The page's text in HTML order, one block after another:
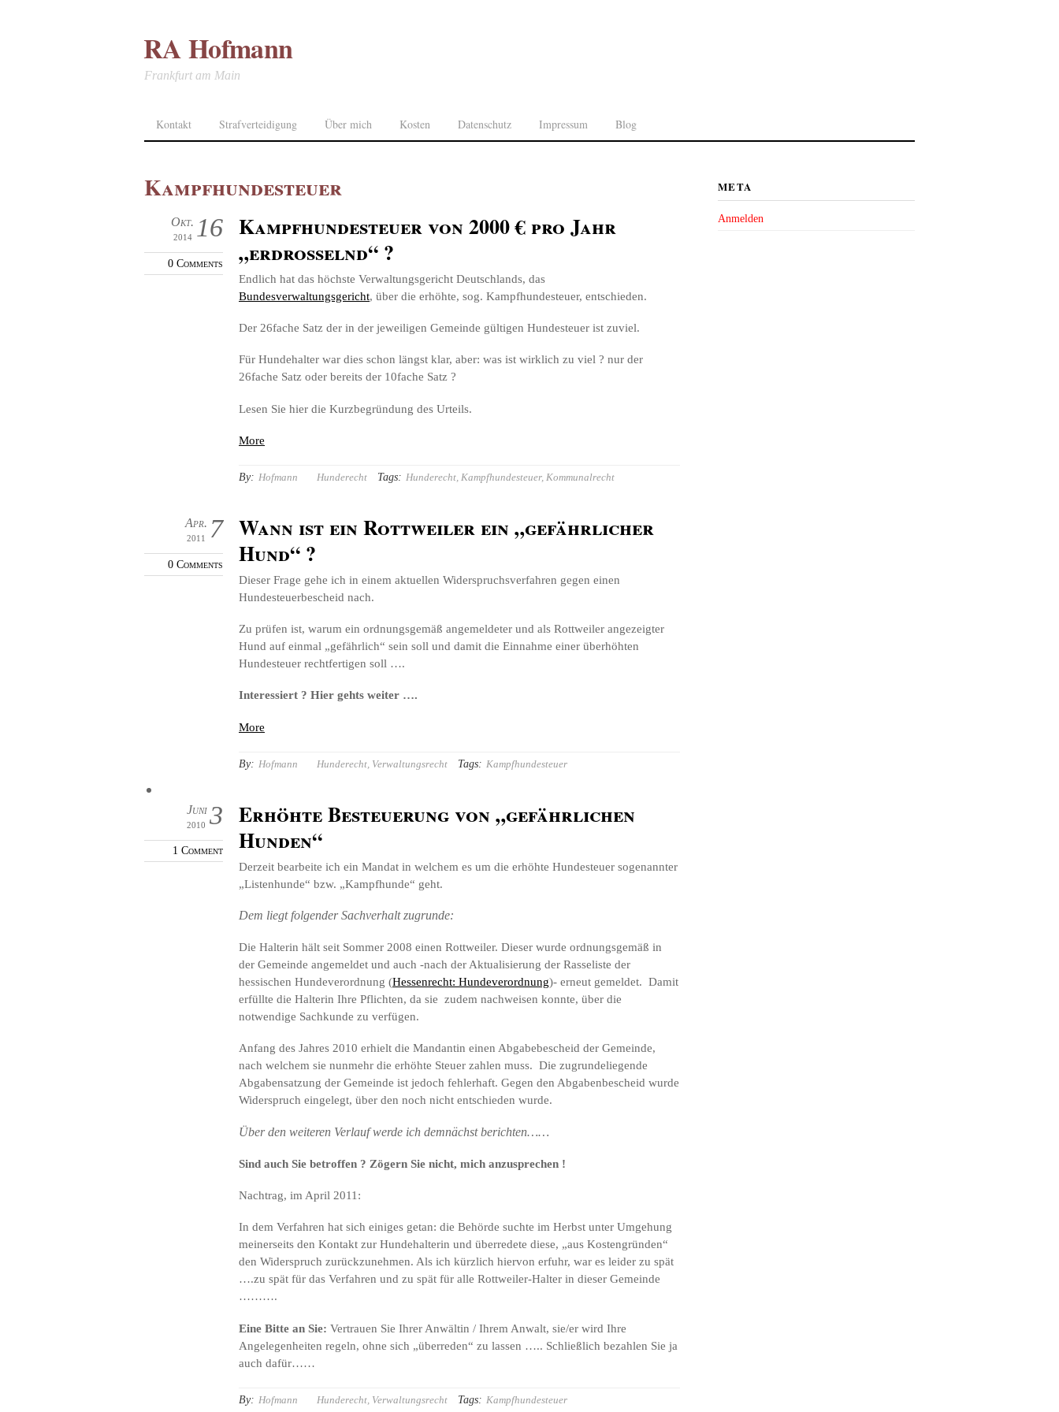
RA Hofmann
Frankfurt am Main
Kontakt Strafverteidigung Über mich Kosten Datenschutz Impressum Blog
Kampfhundesteuer
16
Okt.
2014
0 Comments
Kampfhundesteuer von 2000 € pro Jahr
„erdrosselnd“ ?
Endlich hat das höchste Verwaltungsgericht Deutschlands, das
Bundesverwaltungsgericht, über die erhöhte, sog. Kampfhundesteuer, entschieden.
Der 26fache Satz der in der jeweiligen Gemeinde gültigen Hundesteuer ist zuviel.
Für Hundehalter war dies schon längst klar, aber: was ist wirklich zu viel ? nur der
26fache Satz oder bereits der 10fache Satz ?
Lesen Sie hier die Kurzbegründung des Urteils.
More
By: Hofmann Hunderecht Tags: Hunderecht, Kampfhundesteuer, Kommunalrecht
7
Apr.
2011
0 Comments
Wann ist ein Rottweiler ein „gefährlicher
Hund“ ?
Dieser Frage gehe ich in einem aktuellen Widerspruchsverfahren gegen einen
Hundesteuerbescheid nach.
Zu prüfen ist, warum ein ordnungsgemäß angemeldeter und als Rottweiler angezeigter
Hund auf einmal „gefährlich“ sein soll und damit die Einnahme einer überhöhten
Hundesteuer rechtfertigen soll ….
Interessiert ? Hier gehts weiter ….
More
By: Hofmann Hunderecht, Verwaltungsrecht Tags: Kampfhundesteuer
3
Juni
2010
1 Comment
Erhöhte Besteuerung von „gefährlichen
Hunden“
Derzeit bearbeite ich ein Mandat in welchem es um die erhöhte Hundesteuer sogenannter
„Listenhunde“ bzw. „Kampfhunde“ geht.
Dem liegt folgender Sachverhalt zugrunde:
Die Halterin hält seit Sommer 2008 einen Rottweiler. Dieser wurde ordnungsgemäß in
der Gemeinde angemeldet und auch -nach der Aktualisierung der Rasseliste der
hessischen Hundeverordnung (Hessenrecht: Hundeverordnung)- erneut gemeldet. Damit
erfüllte die Halterin Ihre Pflichten, da sie zudem nachweisen konnte, über die
notwendige Sachkunde zu verfügen.
Anfang des Jahres 2010 erhielt die Mandantin einen Abgabebescheid der Gemeinde,
nach welchem sie nunmehr die erhöhte Steuer zahlen muss. Die zugrundeliegende
Abgabensatzung der Gemeinde ist jedoch fehlerhaft. Gegen den Abgabenbescheid wurde
Widerspruch eingelegt, über den noch nicht entschieden wurde.
Über den weiteren Verlauf werde ich demnächst berichten……
Sind auch Sie betroffen ? Zögern Sie nicht, mich anzusprechen !
Nachtrag, im April 2011:
In dem Verfahren hat sich einiges getan: die Behörde suchte im Herbst unter Umgehung
meinerseits den Kontakt zur Hundehalterin und überredete diese, „aus Kostengründen“
den Widerspruch zurückzunehmen. Als ich kürzlich hiervon erfuhr, war es leider zu spät
….zu spät für das Verfahren und zu spät für alle Rottweiler-Halter in dieser Gemeinde
……….
Eine Bitte an Sie: Vertrauen Sie Ihrer Anwältin / Ihrem Anwalt, sie/er wird Ihre
Angelegenheiten regeln, ohne sich „überreden“ zu lassen ….. Schließlich bezahlen Sie ja
auch dafür……
By: Hofmann Hunderecht, Verwaltungsrecht Tags: Kampfhundesteuer
META
Anmelden